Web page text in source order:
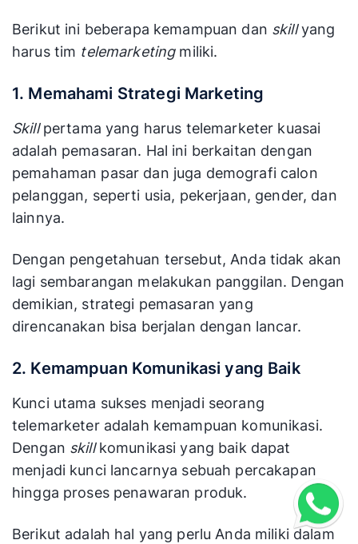
Berikut ini beberapa kemampuan dan skillyang
harus tim telemarketing miliki.
1. Memahami Strategi Marketing
Skillpertama yang harus telemarketer kuasai
adalah pemasaran. Hal ini berkaitan dengan
pemahaman pasar dan juga demografi calon
pelanggan, seperti usia, pekerjaan, gender, dan
lainnya.
Dengan pengetahuan tersebut, Anda tidak akan
lagi sembarangan melakukan panggilan. Dengan
demikian, strategi pemasaran yang
direncanakan bisa berjalan dengan lancar.
2. Kemampuan Komunikasi yang Baik
Kunci utama sukses menjadi seorang
telemarketer adalah kemampuan komunikasi.
Dengan skillkomunikasi yang baik dapat
menjadi kunci lancarnya sebuah percakapan
hingga proses penawaran produk.
Berikut adalah hal yang perlu Anda miliki dalam